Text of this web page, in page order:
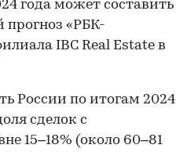
года может составить
прогноз «РБК-
IBC Real Estate в
России по итогам 2024
сделок с
15–18% (около 60–81